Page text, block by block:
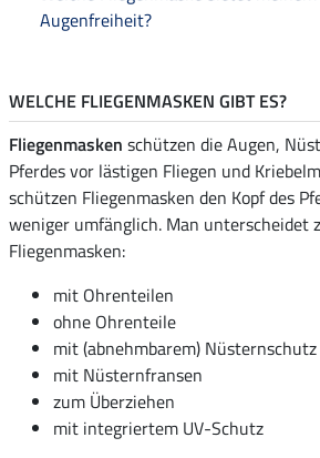
Augenfreiheit?
WELCHE FLIEGENMASKEN GIBT ES?
Fliegenmasken schützen die Augen,
Pferdes vor lästigen Fliegen und
schützen Fliegenmasken den Kopf des
weniger umfänglich. Man unterscheidet
Fliegenmasken:
mit Ohrenteilen
ohne Ohrenteile
mit (abnehmbarem) Nüsternschutz
mit Nüsternfransen
zum Überziehen
mit integriertem UV-Schutz